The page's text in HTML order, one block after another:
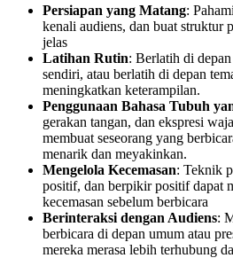
Persiapan yang Matang:
kenali audiens, dan buat struktur
jelas
Latihan Rutin: Berlatih di
sendiri, atau berlatih di depan
meningkatkan keterampilan.
Penggunaan Bahasa Tubuh
gerakan tangan, dan ekspresi
membuat seseorang yang
menarik dan meyakinkan.
Mengelola Kecemasan: Teknik
positif, dan berpikir positif dapat
kecemasan sebelum berbicara
Berinteraksi dengan Audiens:
berbicara di depan umum atau
mereka merasa lebih terhubung